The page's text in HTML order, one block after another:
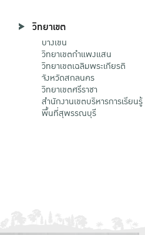
วิทยาเขต
บางเขน
วิทยาเขตกําแพงแสน
วิทยาเขตเฉลิมพระเกียรติ
จังหวัดสกลนคร
วิทยาเขตศรีราชา
สำนักงานเขตบริหารการเรียนรู้
พื้นที่สุพรรณบุรี